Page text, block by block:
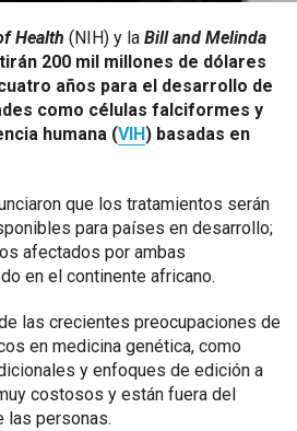
Health (NIH) y la Bill and Melinda
200 mil millones de dólares
años para el desarrollo de
como células falciformes y
humana (VIH ) basadas en
que los tratamientos serán
para países en desarrollo;
afectados por ambas
en el continente africano.
las crecientes preocupaciones de
en medicina genética, como
y enfoques de edición a
costosos y están fuera del
las personas.